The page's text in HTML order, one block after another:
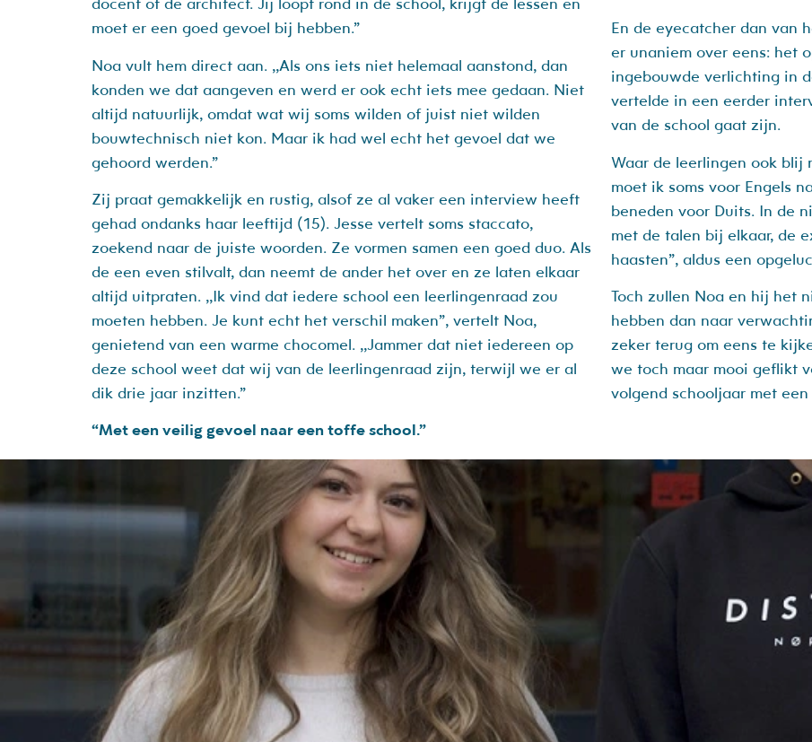
moet er een goed gevoel bij hebben.”
Noa vult hem direct aan. ,,Als ons iets niet helemaal aanstond, dan
konden we dat aangeven en werd er ook echt iets mee gedaan. Niet
altijd natuurlijk, omdat wat wij soms wilden of juist niet wilden
bouwtechnisch niet kon. Maar ik had wel echt het gevoel dat we
gehoord werden.”
Zij praat gemakkelijk en rustig, alsof ze al vaker een interview heeft
gehad ondanks haar leeftijd (15). Jesse vertelt soms staccato,
zoekend naar de juiste woorden. Ze vormen samen een goed duo. Als
de een even stilvalt, dan neemt de ander het over en ze laten elkaar
altijd uitpraten. ,,Ik vind dat iedere school een leerlingenraad zou
moeten hebben. Je kunt echt het verschil maken”, vertelt Noa,
genietend van een warme chocomel. ,,Jammer dat niet iedereen op
deze school weet dat wij van de leerlingenraad zijn, terwijl we er al
dik drie jaar inzitten.”
“Met een veilig gevoel naar een toffe school.”
En de eyecatcher dan van
er unaniem over eens: het
ingebouwde verlichting in
vertelde in een eerder
van de school gaat zijn.
Waar de leerlingen ook blij
moet ik soms voor Engels
beneden voor Duits. In de
met de talen bij elkaar, de
haasten”, aldus een
Toch zullen Noa en hij het
hebben dan naar
zeker terug om eens te
we toch maar mooi geflikt
volgend schooljaar met